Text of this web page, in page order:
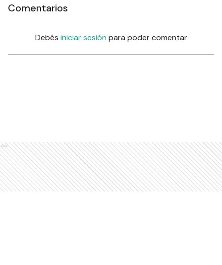
Comentarios
Debés iniciar sesión para poder comentar
Ads